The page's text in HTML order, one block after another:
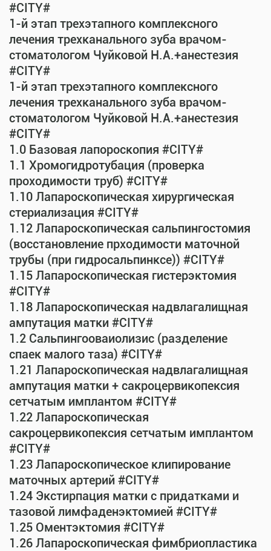
#CITY#
1-й этап трехэтапного комплексного
лечения трехканального зуба врачом-
стоматологом Чуйковой Н.А.+анестезия
#CITY#
1-й этап трехэтапного комплексного
лечения трехканального зуба врачом-
стоматологом Чуйковой Н.А.+анестезия
#CITY#
1.0 Базовая лапороскопия #CITY#
1.1 Хромогидротубация (проверка
проходимости труб) #CITY#
1.10 Лапароскопическая хирургическая
стериализация #CITY#
1.12 Лапароскопическая сальпингостомия
(восстановление прходимости маточной
трубы (при гидросальпинксе)) #CITY#
1.15 Лапароскопическая гистерэктомия
#CITY#
1.18 Лапароскопическая надвлагалищная
ампутация матки #CITY#
1.2 Сальпингооваиолизис (разделение
спаек малого таза) #CITY#
1.21 Лапароскопическая надвлагалищная
ампутация матки + сакроцервикопексия
сетчатым имплантом #CITY#
1.22 Лапароскопическая
сакроцервикопексия сетчатым имплантом
#CITY#
1.23 Лапароскопическое клипирование
маточных артерий #CITY#
1.24 Экстирпация матки с придатками и
тазовой лимфаденэктомией #CITY#
1.25 Оментэктомия #CITY#
1.26 Лапароскопическая фимбриопластика